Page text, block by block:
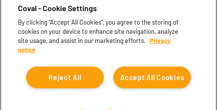
Find partners
Document center
Coval CAD Catalog
Blog
FAQ
Coval - Cookie Settings
By clicking “Accept All Cookies”, you agree to the storing of
cookies on your device to enhance site navigation, analyze
site usage, and assist in our marketing efforts. Privacy
notice
Accept All Cookies
Reject All